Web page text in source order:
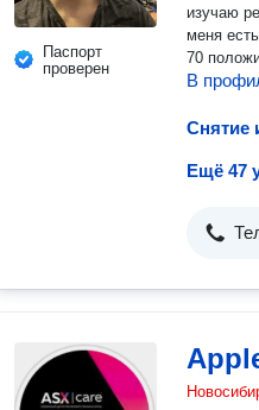
Паспорт
проверен
изучаю
меня
70
В
Ещё 47